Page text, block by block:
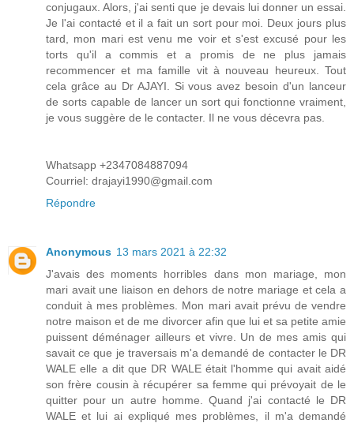
conjugaux. Alors, j'ai senti que je devais lui donner un essai.
Je l'ai contacté et il a fait un sort pour moi. Deux jours plus
tard, mon mari est venu me voir et s'est excusé pour les
torts qu'il a commis et a promis de ne plus jamais
recommencer et ma famille vit à nouveau heureux. Tout
cela grâce au Dr AJAYI. Si vous avez besoin d'un lanceur
de sorts capable de lancer un sort qui fonctionne vraiment,
je vous suggère de le contacter. Il ne vous décevra pas.
Whatsapp +2347084887094
Courriel: drajayi1990@gmail.com
Répondre
Anonymous 13 mars 2021 à 22:32
J'avais des moments horribles dans mon mariage, mon
mari avait une liaison en dehors de notre mariage et cela a
conduit à mes problèmes. Mon mari avait prévu de vendre
notre maison et de me divorcer afin que lui et sa petite amie
puissent déménager ailleurs et vivre. Un de mes amis qui
savait ce que je traversais m'a demandé de contacter le DR
WALE elle a dit que DR WALE était l'homme qui avait aidé
son frère cousin à récupérer sa femme qui prévoyait de le
quitter pour un autre homme. Quand j'ai contacté le DR
WALE et lui ai expliqué mes problèmes, il m'a demandé